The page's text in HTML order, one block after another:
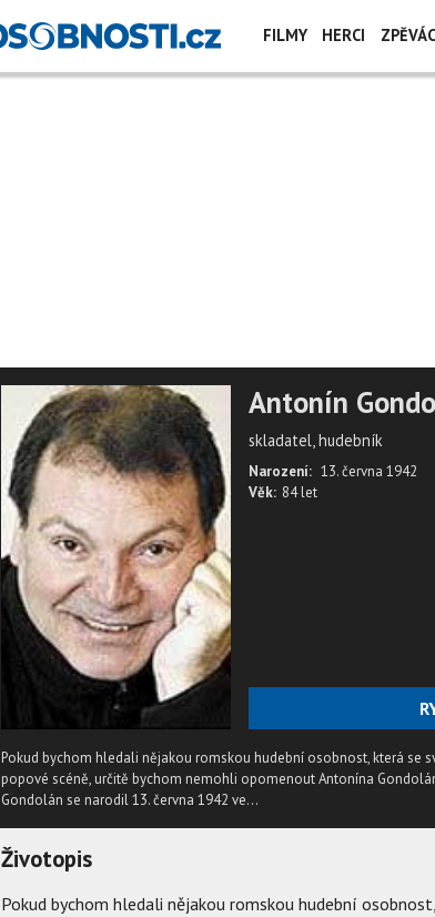
FILMY HERCI
Antonín
skladatel, hudebník
Narození: 13. června 1942
Věk: 84 let
Pokud bychom hledali nějakou romskou hudební osobnost, která se
popové scéně, určitě bychom nemohli opomenout Antonína
Gondolán se narodil 13. června 1942 ve...
Životopis
Pokud bychom hledali nějakou romskou hudební